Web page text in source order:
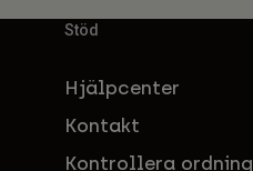
Stöd
Hjälpcenter
Kontakt
Kontrollera ordning